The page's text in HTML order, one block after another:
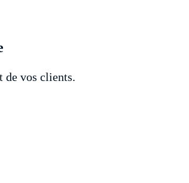
de vos clients.